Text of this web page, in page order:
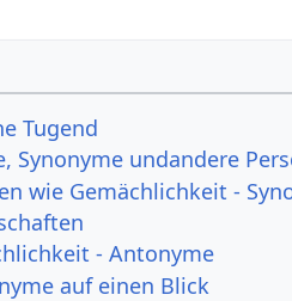
Tugend
Synonyme undandere
wie Gemächlichkeit -
- Antonyme
auf einen Blick